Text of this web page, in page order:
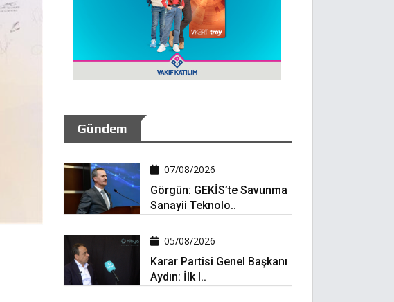
Gündem
07/08/2026
Görgün: GEKİS’te Savunma
Sanayii Teknolo..
05/08/2026
Karar Partisi Genel Başkanı
Aydın: İlk I..